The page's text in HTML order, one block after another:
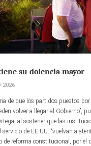
su dolencia mayor
2026
de que los partidos puestos
volver a llegar al Gobierno”,
al sostener que las
de EE.UU. “vuelvan a
de reforma constitucional, por el